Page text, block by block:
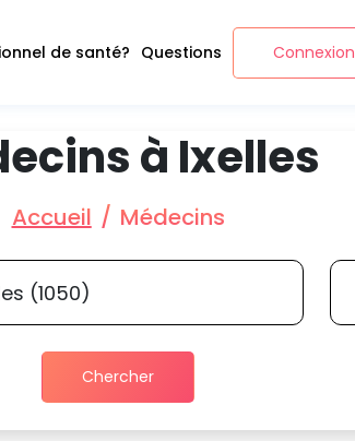
de santé? Questions Connexion
à Ixelles
Accueil Médecins
Chercher